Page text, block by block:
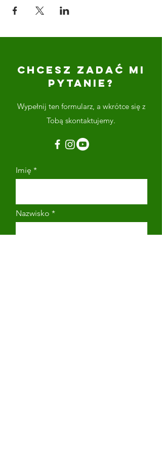
CHCESZ ZADAĆ MI
PYTANIE?
Wypełnij ten formularz, a wkrótce się z
Tobą skontaktujemy.
Imię
Nazwisko